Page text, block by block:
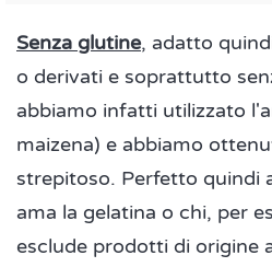
Senza glutine, adatto
o derivati e soprattutto
abbiamo infatti utilizzato
maizena) e abbiamo
strepitoso. Perfetto quindi
ama la gelatina o chi, per
esclude prodotti di origine